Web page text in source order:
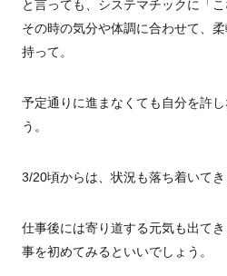
と言っても、システマチックに「
その時の気分や体調に合わせて、
持って。
予定通りに進まなくても自分を許
う。
3/20頃からは、状況も落ち着いてき
仕事後には寄り道する元気も出て
事を初めてみるといいでしょう。